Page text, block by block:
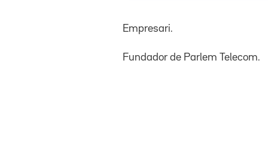
Empresari.
Fundador de Parlem Telecom.